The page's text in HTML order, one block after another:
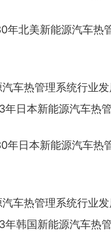
北美新能源汽车热
车热管理系统行业
日本新能源汽车热
日本新能源汽车热
车热管理系统行业
韩国新能源汽车热